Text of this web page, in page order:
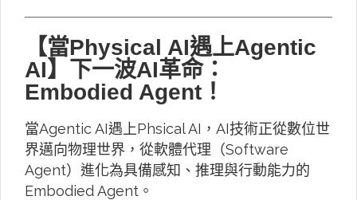
【當Physical AI遇上Agentic
AI】下一波AI革命：
Embodied Agent！
當Agentic AI遇上Phsical AI，AI技術正從數位世
界邁向物理世界，從軟體代理（Software
Agent）進化為具備感知、推理與行動能力的
Embodied Agent。